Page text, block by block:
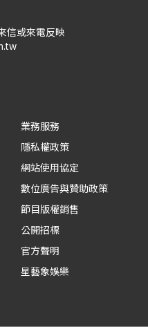
信或來電反映
業務服務
隱私權政策
網站使用協定
數位廣告與贊助政策
節目版權銷售
公開招標
官方聲明
星藝象娛樂